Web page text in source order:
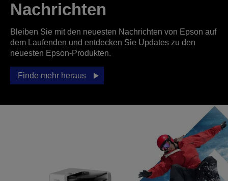
Nachrichten
Bleiben Sie mit den neuesten Nachrichten von Epson auf
dem Laufenden und entdecken Sie Updates zu den
neuesten Epson-Produkten.
Finde mehr heraus